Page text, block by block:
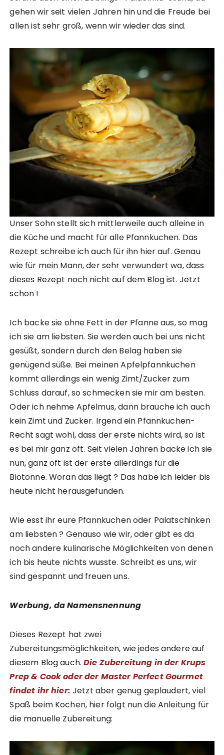
gehen wir seit vielen Jahren hin und die Freude bei
allen ist sehr groß, wenn wir wieder das sind.
Unser Sohn stellt sich mittlerweile auch alleine in
die Küche und macht für alle Pfannkuchen. Das
Rezept schreibe ich auch für ihn hier auf. Genau
wie für mein Mann, der sehr verwundert wa, dass
dieses Rezept noch nicht auf dem Blog ist. Jetzt
schon !
Ich backe sie ohne Fett in der Pfanne aus, so mag
ich sie am liebsten. Sie werden auch bei uns nicht
gesüßt, sondern durch den Belag haben sie
genügend süße. Bei meinen Apfelpfannkuchen
kommt allerdings ein wenig Zimt/Zucker zum
Schluss darauf, so schmecken sie mir am besten.
Oder ich nehme Apfelmus, dann brauche ich auch
kein Zimt und Zucker. Irgend ein Pfannkuchen-
Recht sagt wohl, dass der erste nichts wird, so ist
es bei mir ganz oft. Seit vielen Jahren backe ich sie
nun, ganz oft ist der erste allerdings für die
Biotonne. Woran das liegt ? Das habe ich leider bis
heute nicht herausgefunden.
Wie esst ihr eure Pfannkuchen oder Palatschinken
am liebsten ? Genauso wie wir, oder gibt es da
noch andere kulinarische Möglichkeiten von denen
ich bis heute nichts wusste. Schreibt es uns, wir
sind gespannt und freuen uns.
Werbung, da Namensnennung
Dieses Rezept hat zwei
Zubereitungsmöglichkeiten, wie jedes andere auf
diesem Blog auch.Die Zubereitung in der Krups
Prep & Cook oder der Master Perfect Gourmet
findet ihr hier: Jetzt aber genug geplaudert, viel
Spaß beim Kochen, hier folgt nun die Anleitung für
die manuelle Zubereitung: